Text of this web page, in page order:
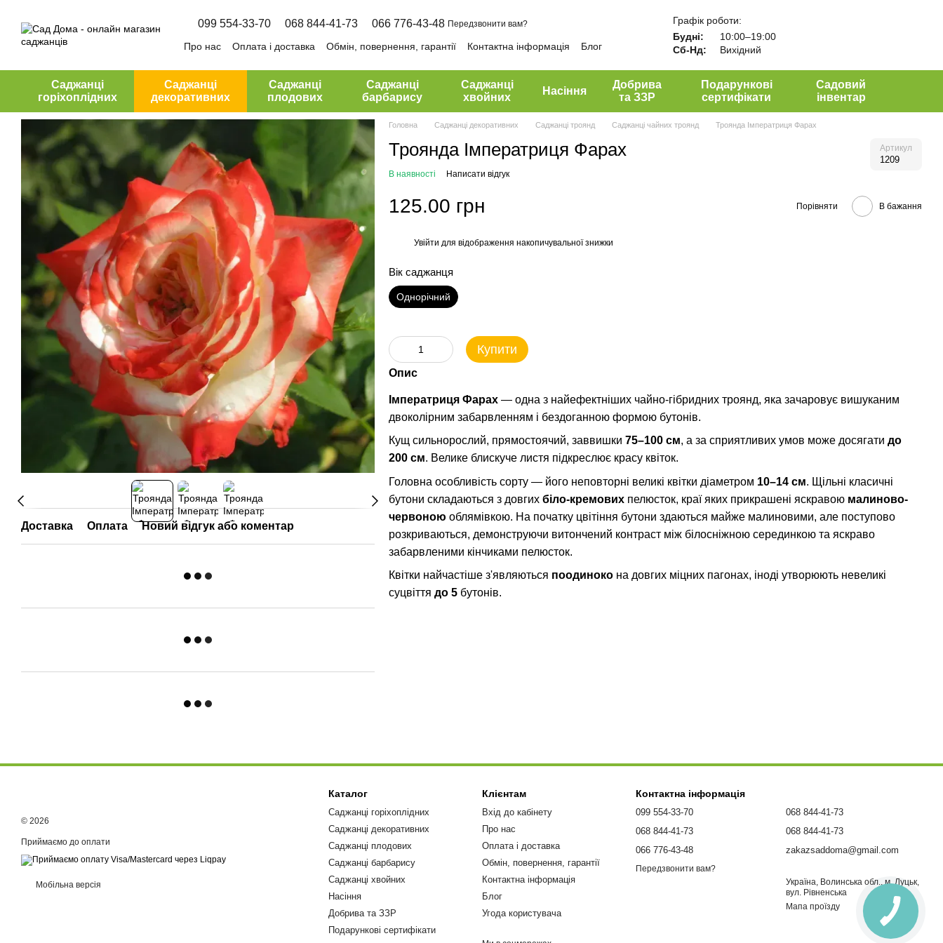
099 554-33-70 068 844-41-73 066 776-43-48 Передзвонити вам?
Про нас Оплата і доставка Обмін, повернення, гарантії Контактна інформація
Блог
Графік роботи:
Будні:
10:00–19:00
Сб-Нд:
Вихідний
Саджанці
горіхоплідних
Саджанці
декоративних
Саджанці
плодових
Саджанці
барбарису
Саджанці
хвойних
Насіння
Добрива
та ЗЗР
Подарункові
сертифікати
Садовий
інвентар
Доставка Оплата Новий відгук або коментар
Головна Саджанці декоративних Саджанці троянд Саджанці чайних троянд Троянда Імператриця Фарах
Троянда Імператриця Фарах Артикул
1209
В наявності Написати відгук
125.00 грн Порівняти В бажання
Увійти для відображення накопичувальної знижки
Вік саджанця
Однорічний
Купити
Опис
Імператриця Фарах— одна з найефектніших чайно-гібридних троянд, яка зачаровує вишуканим
двоколірним забарвленням і бездоганною формою бутонів.
Кущ сильнорослий, прямостоячий, заввишки 75–100 см, а за сприятливих умов може досягати до
200 см. Велике блискуче листя підкреслює красу квіток.
Головна особливість сорту — його неповторні великі квітки діаметром 10–14 см. Щільні класичні
бутони складаються з довгих біло-кремовихпелюсток, краї яких прикрашені яскравою малиново-
червоною облямівкою. На початку цвітіння бутони здаються майже малиновими, але поступово
розкриваються, демонструючи витончений контраст між білосніжною серединкою та яскраво
забарвленими кінчиками пелюсток.
Квітки найчастіше з'являються поодинокона довгих міцних пагонах, іноді утворюють невеликі
суцвіття до 5 бутонів.
© 2026
Приймаємо до оплати
Мобільна версія
Каталог
Саджанці горіхоплідних
Саджанці декоративних
Саджанці плодових
Саджанці барбарису
Саджанці хвойних
Насіння
Добрива та ЗЗР
Подарункові сертифікати
Клієнтам
Вхід до кабінету
Про нас
Оплата і доставка
Обмін, повернення, гарантії
Контактна інформація
Блог
Угода користувача
Контактна інформація
099 554-33-70
068 844-41-73
066 776-43-48
Передзвонити вам?
068 844-41-73
068 844-41-73
zakazsaddoma@gmail.com
Україна, Волинська обл., м. Луцьк,
вул. Рівненська
Мапа проїзду